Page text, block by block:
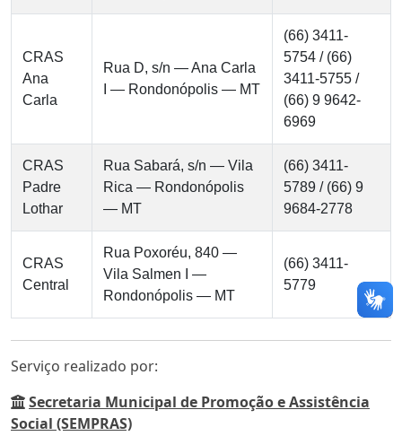
CRAS
Ana
Carla
Rua D, s/n — Ana Carla
I — Rondonópolis — MT
(66) 3411-
5754 / (66)
3411-5755 /
(66) 9 9642-
6969
CRAS
Padre
Lothar
Rua Sabará, s/n — Vila
Rica — Rondonópolis
— MT
(66) 3411-
5789 / (66) 9
9684-2778
CRAS
Central
Rua Poxoréu, 840 —
Vila Salmen I —
Rondonópolis — MT
(66) 3411-
5779
Serviço realizado por:
Secretaria Municipal de Promoção e Assistência
Social (SEMPRAS)